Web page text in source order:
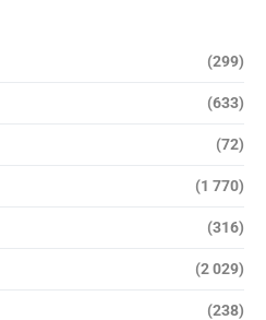
(299)
(633)
(72)
(1 770)
(316)
(2 029)
(238)